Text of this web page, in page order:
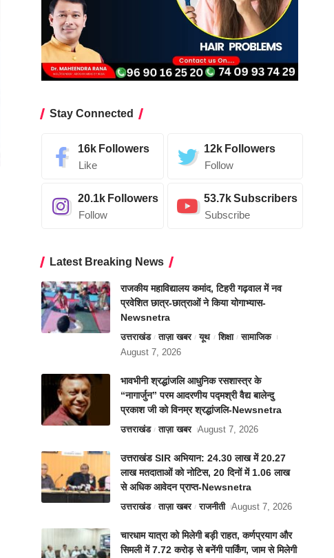
Stay Connected
16k Followers
Like
12k Followers
Follow
20.1k Followers
Follow
53.7kSubscribers
Subscribe
Latest Breaking News
राजकीय महाविद्यालय कमांद, टिहरी गढ़वाल में नव
प्रवेशित छात्र-छात्राओं ने किया योगाभ्यास-
Newsnetra
उत्तराखंड ताज़ा खबर यूथ शिक्षा
सामाजिक
August 7, 2026
भावभीनी श्रद्धांजलि आधुनिक रसशास्त्र के
“नागार्जुन” परम आदरणीय पद्मश्री वैद्य बालेन्दु
प्रकाश जी को विनम्र श्रद्धांजलि-Newsnetra
उत्तराखंड ताज़ा खबर August 7, 2026
उत्तराखंड SIR अभियान: 24.30 लाख में 20.27
लाख मतदाताओं को नोटिस, 20 दिनों में 1.06 लाख
से अधिक आवेदन प्राप्त-Newsnetra
उत्तराखंड ताज़ा खबर राजनीती August 7, 2026
चारधाम यात्रा को मिलेगी बड़ी राहत, कर्णप्रयाग और
सिमली में 7.72 करोड़ से बनेंगी पार्किंग, जाम से मिलेगी